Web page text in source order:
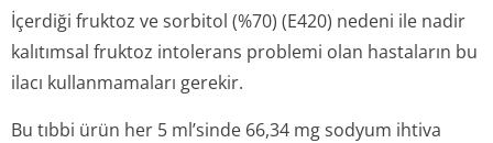
İçerdiği fruktoz ve sorbitol (%70) (E420) nedeni ile nadir
kalıtımsal fruktoz intolerans problemi olan hastaların bu
ilacı kullanmamaları gerekir.
Bu tıbbi ürün her 5 ml’sinde 66,34 mg sodyum ihtiva